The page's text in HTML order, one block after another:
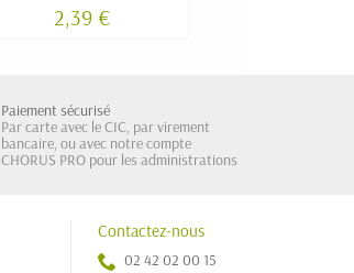
2,39 €
Paiement sécurisé
Par carte avec le CIC, par virement
bancaire, ou avec notre compte
CHORUS PRO pour les administrations
Contactez-nous
02 42 02 00 15